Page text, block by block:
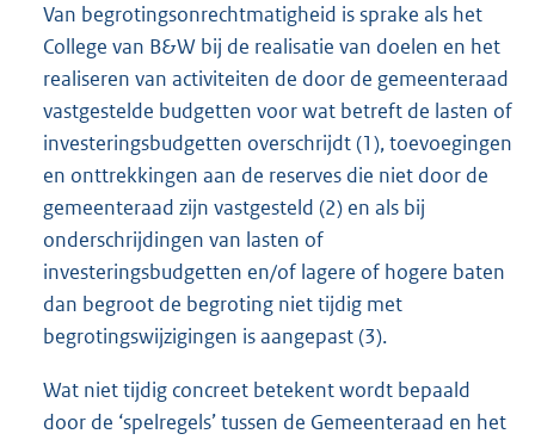
Van begrotingsonrechtmatigheid is sprake als het
College van B&W bij de realisatie van doelen en het
realiseren van activiteiten de door de gemeenteraad
vastgestelde budgetten voor wat betreft de lasten of
investeringsbudgetten overschrijdt (1), toevoegingen
en onttrekkingen aan de reserves die niet door de
gemeenteraad zijn vastgesteld (2) en als bij
onderschrijdingen van lasten of
investeringsbudgetten en/of lagere of hogere baten
dan begroot de begroting niet tijdig met
begrotingswijzigingen is aangepast (3).
Wat niet tijdig concreet betekent wordt bepaald
door de ‘spelregels’ tussen de Gemeenteraad en het